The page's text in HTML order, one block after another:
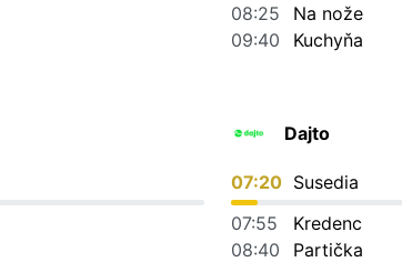
08:25
Na nože
09:40
Kuchyňa
Dajto
07:20 Susedia
07:55
Kredenc
08:40
Partička